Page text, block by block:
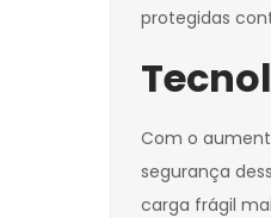
protegidas
Com o
segurança
carga frágil